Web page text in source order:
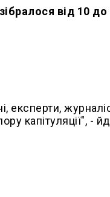
від 10 до
експерти,
капітуляції", -